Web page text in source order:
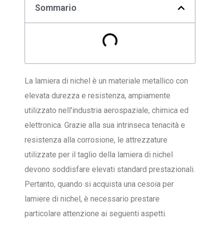
Sommario
La lamiera di nichel è un materiale metallico con
elevata durezza e resistenza, ampiamente
utilizzato nell'industria aerospaziale, chimica ed
elettronica. Grazie alla sua intrinseca tenacità e
resistenza alla corrosione, le attrezzature
utilizzate per il taglio della lamiera di nichel
devono soddisfare elevati standard prestazionali.
Pertanto, quando si acquista una cesoia per
lamiere di nichel, è necessario prestare
particolare attenzione ai seguenti aspetti.